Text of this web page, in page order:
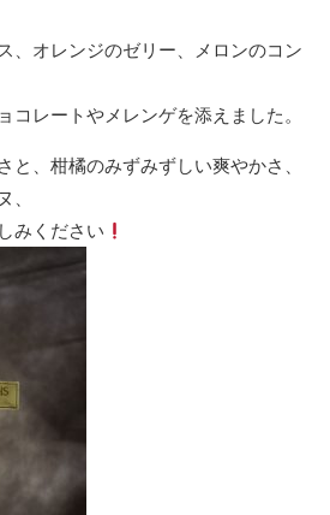
、オレンジのゼリー、メロンのコン
コレートやメレンゲを添えました。
と、柑橘のみずみずしい爽やかさ、
みください